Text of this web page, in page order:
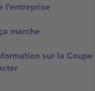
l'entreprise
marche
sur la Coupe